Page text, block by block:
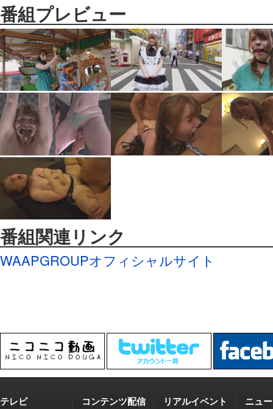
番組プレビュー
番組関連リンク
WAAPGROUPオフィシャルサイト
テレビ コンテンツ配信 リアルイベント ニュ